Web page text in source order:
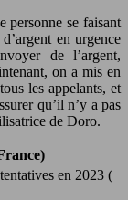
personne se faisant
en urgence
de l’argent,
on a mis en
les appelants, et
qu’il n’y a pas
de Doro.
en 2023 (